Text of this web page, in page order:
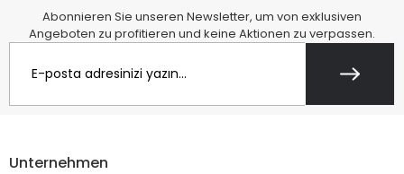
Abonnieren Sie unseren Newsletter, um von exklusiven
Angeboten zu profitieren und keine Aktionen zu verpassen.
Unternehmen